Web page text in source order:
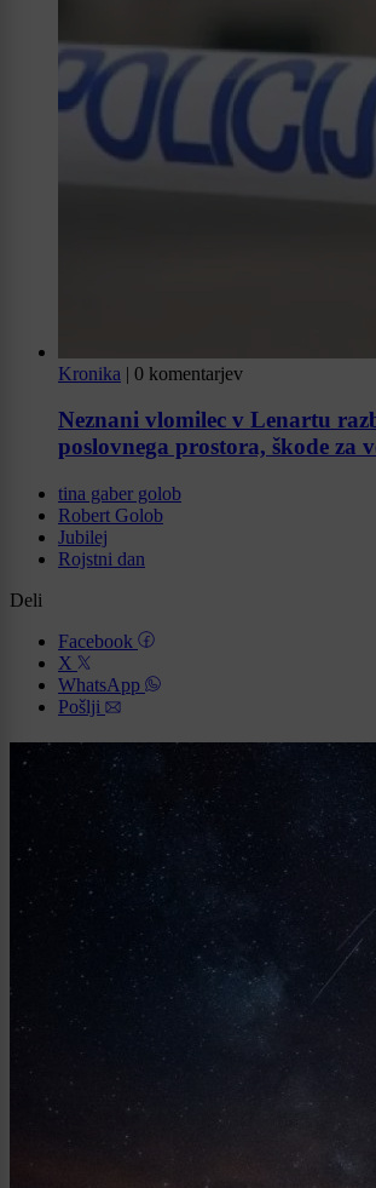
Kronika | 0 komentarjev
Neznani vlomilec v Lenartu
poslovnega prostora, škode za
tina gaber golob
Robert Golob
Jubilej
Rojstni dan
Deli
Facebook
X
WhatsApp
Pošlji